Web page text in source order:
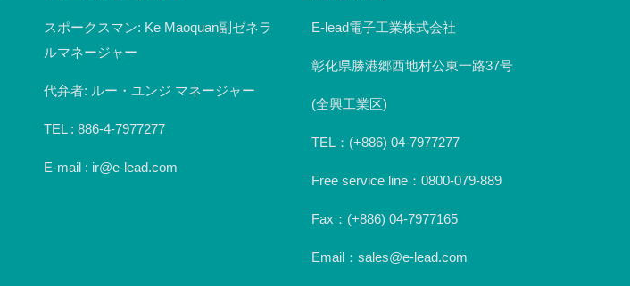
スポークスマン: Ke Maoquan副ゼネラ
ルマネージャー
代弁者: ルー・ユンジ マネージャー
TEL : 886-4-7977277
E-mail : ir@e-lead.com
E-lead電子工業株式会社
彰化県勝港郷西地村公東一路37号
(全興工業区)
TEL：(+886) 04-7977277
Free service line：0800-079-889
Fax：(+886) 04-7977165
Email：sales@e-lead.com